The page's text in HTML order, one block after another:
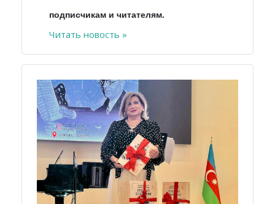
подписчикам и читателям.
Читать новость »